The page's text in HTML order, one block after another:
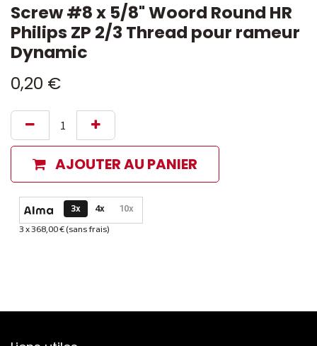
Screw #8 x 5/8" Woord Round HR
Philips ZP 2/3 Thread pour rameur
Dynamic
0,20 €
AJOUTER AU PANIER
Options de paiement disponibles
3x 4x 10x
Informations sur le plan de paiement sélectionné
3 x 368,00 € (sans frais)